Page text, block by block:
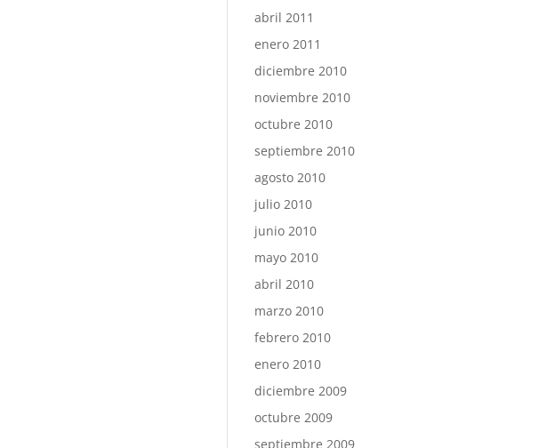
abril 2011
enero 2011
diciembre 2010
noviembre 2010
octubre 2010
septiembre 2010
agosto 2010
julio 2010
junio 2010
mayo 2010
abril 2010
marzo 2010
febrero 2010
enero 2010
diciembre 2009
octubre 2009
septiembre 2009